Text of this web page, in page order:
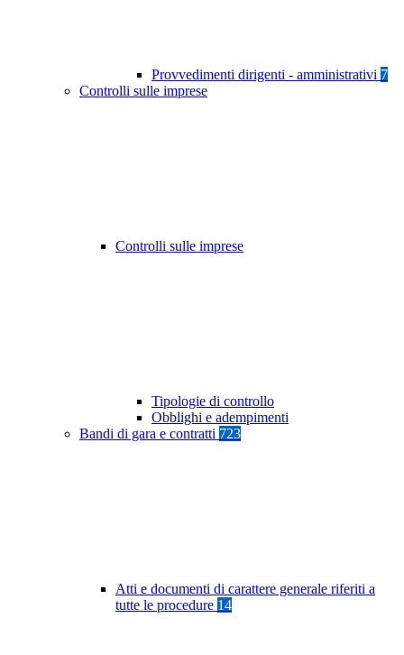
Provvedimenti dirigenti - amministrativi 7
Controlli sulle imprese
Controlli sulle imprese
Tipologie di controllo
Obblighi e adempimenti
Bandi di gara e contratti 723
Atti e documenti di carattere generale riferiti a
tutte le procedure 14